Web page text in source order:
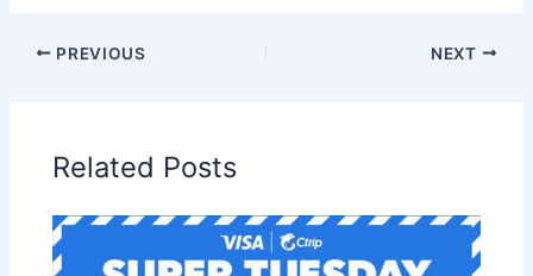
PREVIOUS NEXT
Related Posts